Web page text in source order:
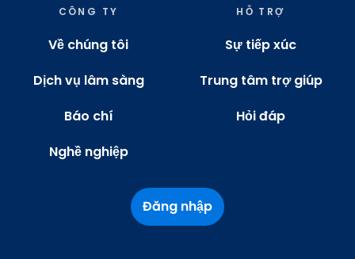
CÔNG TY
Về chúng tôi
Dịch vụ lâm sàng
Báo chí
Nghề nghiệp
HỖ TRỢ
Sự tiếp xúc
Trung tâm trợ giúp
Hỏi đáp
Đăng nhập